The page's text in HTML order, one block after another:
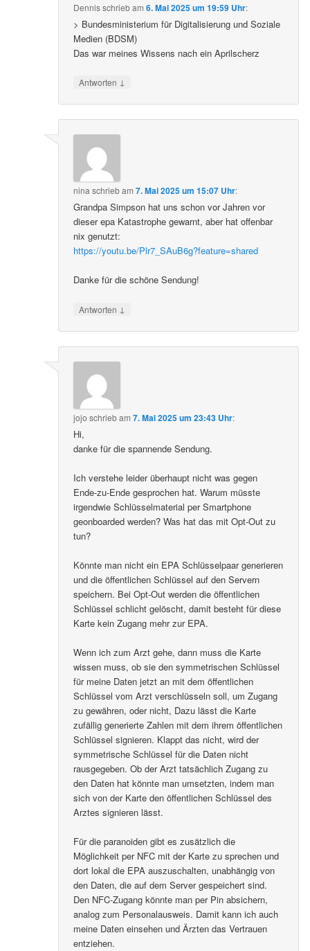
Dennisschriebam6. Mai 2025 um 19:59 Uhr:
> Bundesministerium für Digitalisierung und Soziale
Medien (BDSM)
Das war meines Wissens nach ein Aprilscherz
Antworten ↓
nina schriebam7. Mai 2025 um 15:07 Uhr:
Grandpa Simpson hat uns schon vor Jahren vor
dieser epa Katastrophe gewarnt, aber hat offenbar
nix genutzt:
https://youtu.be/Plr7_SAuB6g?feature=shared
Danke für die schöne Sendung!
Antworten ↓
jojo schriebam7. Mai 2025 um 23:43 Uhr:
Hi,
danke für die spannende Sendung.
Ich verstehe leider überhaupt nicht was gegen
Ende-zu-Ende gesprochen hat. Warum müsste
irgendwie Schlüsselmaterial per Smartphone
geonboarded werden? Was hat das mit Opt-Out zu
tun?
Könnte man nicht ein EPA Schlüsselpaar generieren
und die öffentlichen Schlüssel auf den Servern
speichern. Bei Opt-Out werden die öffentlichen
Schlüssel schlicht gelöscht, damit besteht für diese
Karte kein Zugang mehr zur EPA.
Wenn ich zum Arzt gehe, dann muss die Karte
wissen muss, ob sie den symmetrischen Schlüssel
für meine Daten jetzt an mit dem öffentlichen
Schlüssel vom Arzt verschlüsseln soll, um Zugang
zu gewähren, oder nicht, Dazu lässt die Karte
zufällig generierte Zahlen mit dem ihrem öffentlichen
Schlüssel signieren. Klappt das nicht, wird der
symmetrische Schlüssel für die Daten nicht
rausgegeben. Ob der Arzt tatsächlich Zugang zu
den Daten hat könnte man umsetzten, indem man
sich von der Karte den öffentlichen Schlüssel des
Arztes signieren lässt.
Für die paranoiden gibt es zusätzlich die
Möglichkeit per NFC mit der Karte zu sprechen und
dort lokal die EPA auszuschalten, unabhängig von
den Daten, die auf dem Server gespeichert sind.
Den NFC-Zugang könnte man per Pin absichern,
analog zum Personalausweis. Damit kann ich auch
meine Daten einsehen und Ärzten das Vertrauen
entziehen.